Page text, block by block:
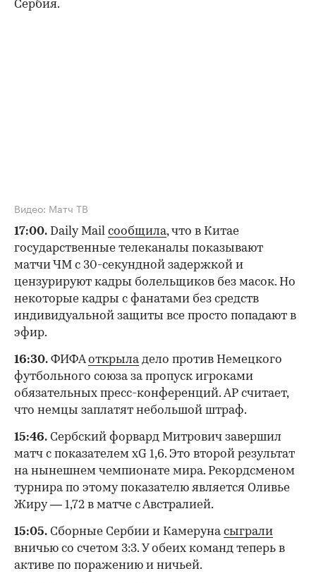
Сербия.
Видео: Матч ТВ
17:00. Daily Mail сообщила, что в Китае
государственные телеканалы показывают
матчи ЧМ с 30-секундной задержкой и
цензурируют кадры болельщиков без масок. Но
некоторые кадры с фанатами без средств
индивидуальной защиты все просто попадают в
эфир.
16:30. ФИФАоткрыладело против Немецкого
футбольного союза за пропуск игроками
обязательных пресс-конференций. AP считает,
что немцы заплатят небольшой штраф.
15:46. Сербский форвард Митрович завершил
матч с показателем xG 1,6. Это второй результат
на нынешнем чемпионате мира. Рекордсменом
турнира по этому показателю является Оливье
Жиру — 1,72 в матче с Австралией.
15:05. Сборные Сербии и Камерунасыграли
вничью со счетом 3:3. У обеих команд теперь в
активе по поражению и ничьей.